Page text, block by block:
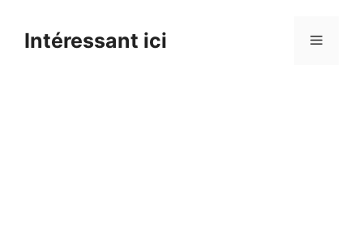
contentIntéressant ici Menu